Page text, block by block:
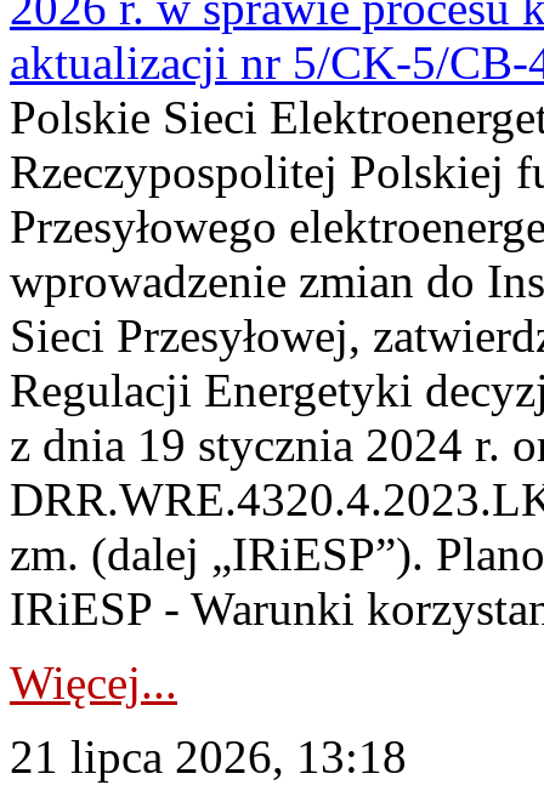
aktualizacji nr 5/CK-5/CB-
Polskie Sieci
Rzeczypospolitej Polskiej
Przesyłowego
wprowadzenie zmian do
Sieci Przesyłowej,
Regulacji Energetyki
z dnia 19 stycznia 2024 r.
zm. (dalej „IRiESP”).
IRiESP - Warunki
Więcej...
21 lipca 2026, 13:18